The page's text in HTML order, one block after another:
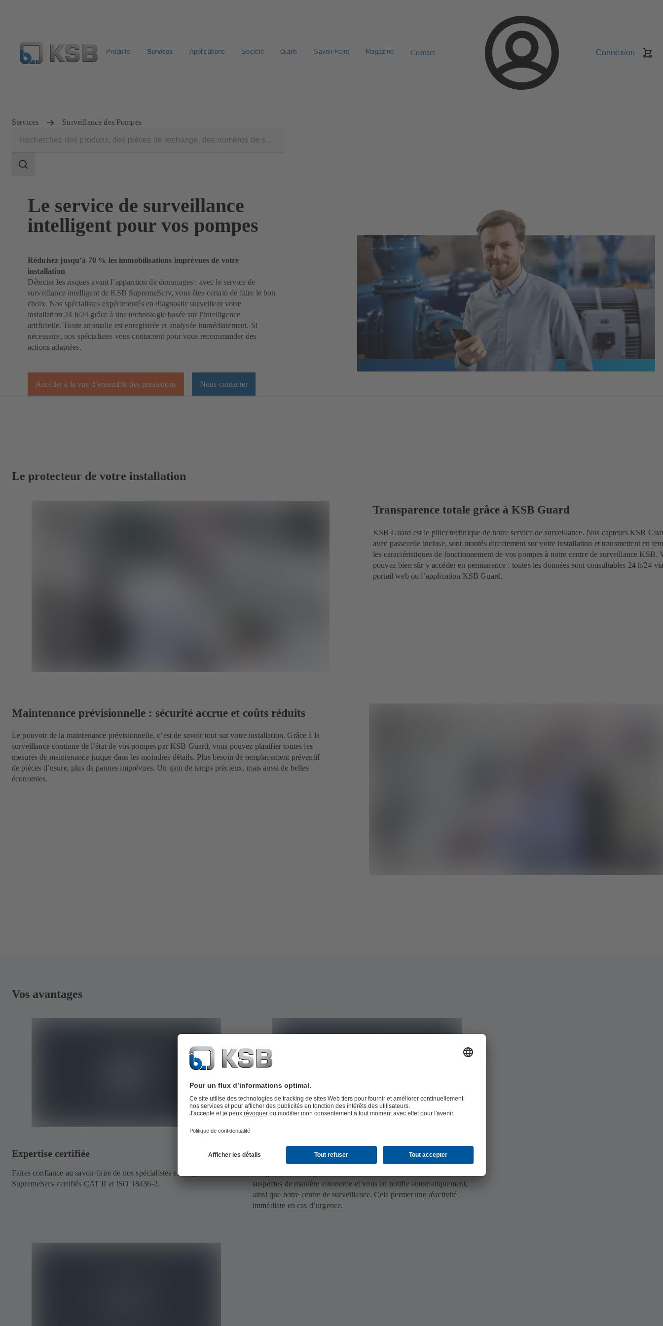
Produits Services Applications Société Outils Savoir-Faire Magazine Contact Connexion
Services Surveillance des Pompes
Champ
Le service de surveillance
intelligent pour vos pompes
Réduisez jusqu’à 70 % les immobilisations imprévues de votre
installation
Détecter les risques avant l’apparition de dommages : avec le service de
surveillance intelligent de KSB SupremeServ, vous êtes certain de faire le bon
choix. Nos spécialistes expérimentés en diagnostic surveillent votre
installation 24 h/24 grâce à une technologie basée sur l’intelligence
artificielle. Toute anomalie est enregistrée et analysée immédiatement. Si
nécessaire, nos spécialistes vous contactent pour vous recommander des
actions adaptées.
Accéder à la vue d’ensemble des prestations Nous contacter
Le protecteur de votre installation
Transparence totale grâce à KSB Guard
KSB Guard est le pilier technique de notre service de surveillance. Nos capteurs KSB
avec passerelle incluse, sont montés directement sur votre installation et transmettent en
les caractéristiques de fonctionnement de vos pompes à notre centre de surveillance KSB.
pouvez bien sûr y accéder en permanence : toutes les données sont consultables 24 h/24
portail web ou l’application KSB Guard.
Maintenance prévisionnelle : sécurité accrue et coûts réduits
Le pouvoir de la maintenance prévisionnelle, c’est de savoir tout sur votre installation. Grâce à la
surveillance continue de l’état de vos pompes par KSB Guard, vous pouvez planifier toutes les
mesures de maintenance jusque dans les moindres détails. Plus besoin de remplacement préventif
de pièces d’usure, plus de pannes imprévues. Un gain de temps précieux, mais aussi de belles
économies.
Vos avantages
Expertise certifiée
Faites confiance au savoir-faire de nos spécialistes en diagnostic KSB
SupremeServ certifiés CAT II et ISO 18436-2.
Grande réactivité
suspectes de manière autonome et vous en notifie automatiquement,
ainsi que notre centre de surveillance. Cela permet une réactivité
immédiate en cas d’urgence.